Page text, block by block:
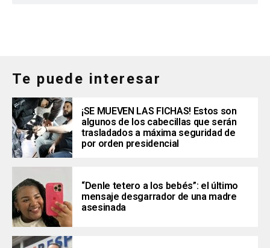
Te puede interesar
¡SE MUEVEN LAS FICHAS! Estos son
algunos de los cabecillas que serán
trasladados a máxima seguridad de
por orden presidencial
“Denle tetero a los bebés”: el último
mensaje desgarrador de una madre
asesinada